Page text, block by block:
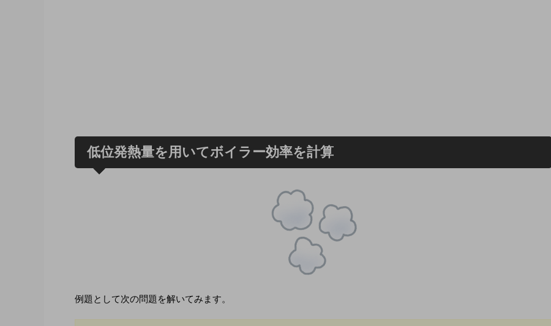
低位発熱量を用いてボイラー効率を計算
例題として次の問題を解いてみます。